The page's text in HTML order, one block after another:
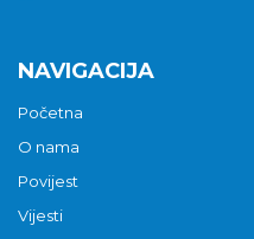
NAVIGACIJA
Početna
O nama
Povijest
Vijesti